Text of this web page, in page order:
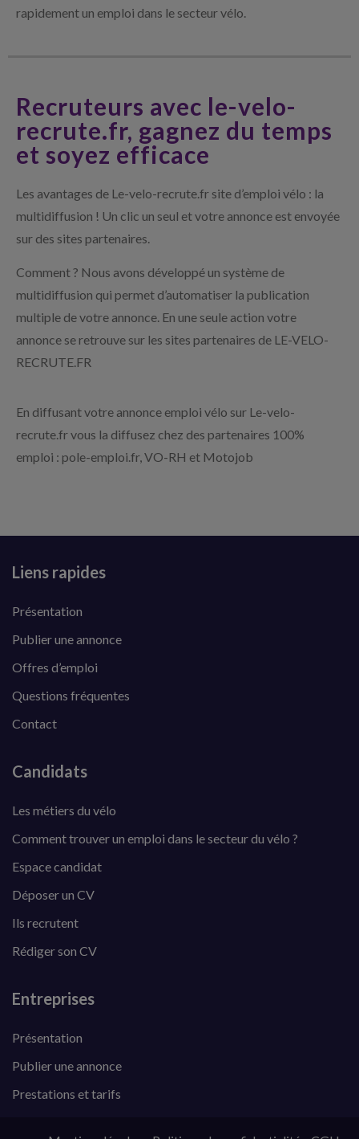
rapidement un emploi dans le secteur vélo.
Recruteurs avec le-velo-
recrute.fr, gagnez du temps
et soyez efficace
Les avantages de Le-velo-recrute.fr site d’emploi vélo : la
multidiffusion ! Un clic un seul et votre annonce est envoyée
sur des sites partenaires.
Comment ? Nous avons développé un système de
multidiffusion qui permet d’automatiser la publication
multiple de votre annonce. En une seule action votre
annonce se retrouve sur les sites partenaires de LE-VELO-
RECRUTE.FR
En diffusant votre annonce emploi vélo sur Le-velo-
recrute.fr vous la diffusez chez des partenaires 100%
emploi : pole-emploi.fr, VO-RH et Motojob
Liens rapides
Présentation
Publier une annonce
Offres d’emploi
Questions fréquentes
Contact
Candidats
Les métiers du vélo
Comment trouver un emploi dans le secteur du vélo ?
Espace candidat
Déposer un CV
Ils recrutent
Rédiger son CV
Entreprises
Présentation
Publier une annonce
Prestations et tarifs